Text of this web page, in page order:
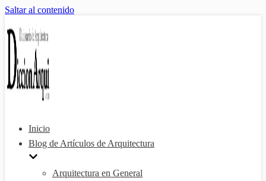
Saltar al contenido
Inicio
Blog de Artículos de Arquitectura
Arquitectura en General